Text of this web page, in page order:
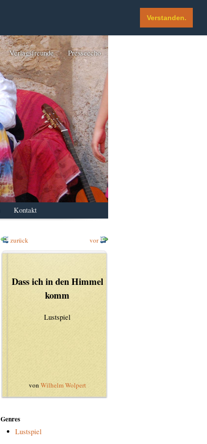
Verstanden.
Verlagsfreunde Presseecho
Kontakt
zurück vor
Dass ich in den Himmel
komm
Lustspiel
von Wilhelm Wolpert
Genres
Lustspiel